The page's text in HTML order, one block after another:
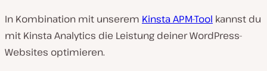
In Kombination mit unserem Kinsta APM-Tool kannst du
mit Kinsta Analytics die Leistung deiner WordPress-
Websites optimieren.